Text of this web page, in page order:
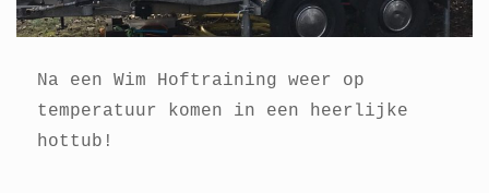
Na een Wim Hoftraining weer op
temperatuur komen in een heerlijke
hottub!